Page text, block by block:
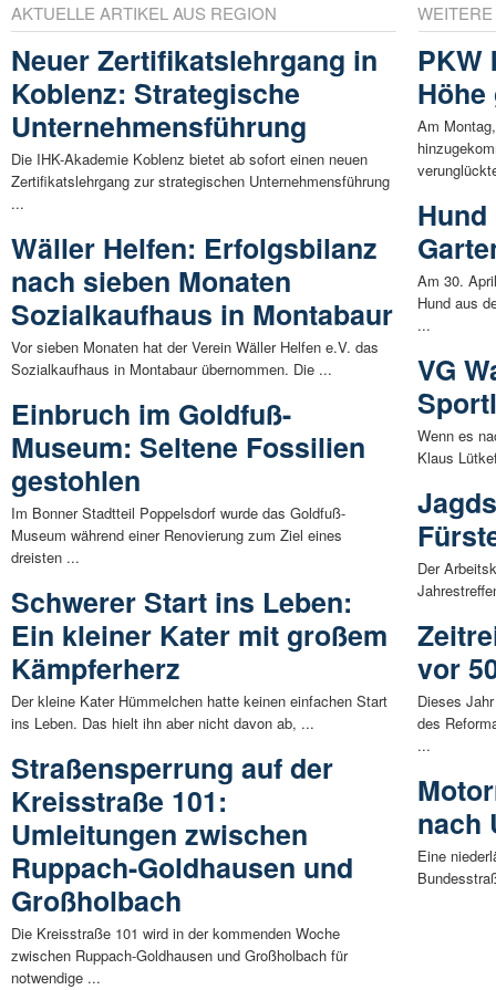
AKTUELLE ARTIKEL AUS REGION
Neuer Zertifikatslehrgang in
Koblenz: Strategische
Unternehmensführung
Die IHK-Akademie Koblenz bietet ab sofort einen neuen
Zertifikatslehrgang zur strategischen Unternehmensführung
...
Wäller Helfen: Erfolgsbilanz
nach sieben Monaten
Sozialkaufhaus in Montabaur
Vor sieben Monaten hat der Verein Wäller Helfen e.V. das
Sozialkaufhaus in Montabaur übernommen. Die ...
Einbruch im Goldfuß-
Museum: Seltene Fossilien
gestohlen
Im Bonner Stadtteil Poppelsdorf wurde das Goldfuß-
Museum während einer Renovierung zum Ziel eines
dreisten ...
Schwerer Start ins Leben:
Ein kleiner Kater mit großem
Kämpferherz
Der kleine Kater Hümmelchen hatte keinen einfachen Start
ins Leben. Das hielt ihn aber nicht davon ab, ...
Straßensperrung auf der
Kreisstraße 101:
Umleitungen zwischen
Ruppach-Goldhausen und
Großholbach
Die Kreisstraße 101 wird in der kommenden Woche
zwischen Ruppach-Goldhausen und Großholbach für
notwendige ...
PKW
Am
Am 30.
Hund aus
...
VG
Wenn es
Klaus
Der
vor
Dieses
des
...
nach
Eine